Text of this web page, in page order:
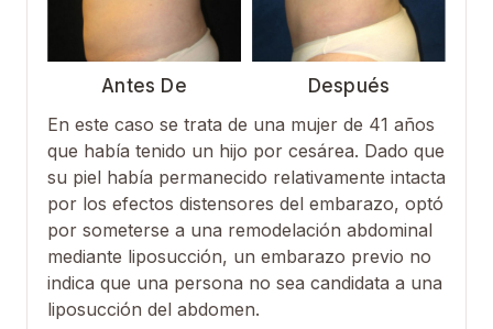
Antes De
Después
En este caso se trata de una mujer de 41 años
que había tenido un hijo por cesárea. Dado que
su piel había permanecido relativamente intacta
por los efectos distensores del embarazo, optó
por someterse a una remodelación abdominal
mediante liposucción, un embarazo previo no
indica que una persona no sea candidata a una
liposucción del abdomen.